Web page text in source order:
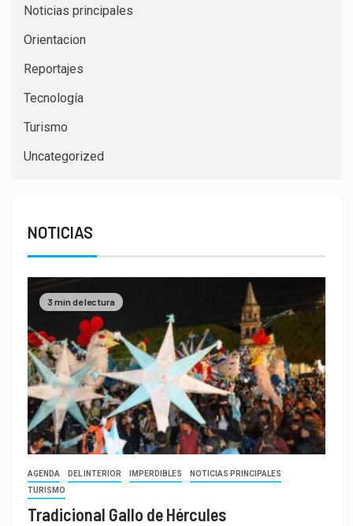
Noticias principales
Orientacion
Reportajes
Tecnología
Turismo
Uncategorized
NOTICIAS
3 min de lectura
AGENDA DEL INTERIOR IMPERDIBLES
NOTICIAS PRINCIPALES
TURISMO
Tradicional Gallo de Hércules